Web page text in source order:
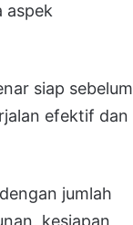
aspek
siap sebelum
efektif dan
jumlah
kesiapan